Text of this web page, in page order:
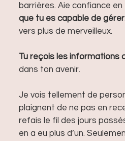
barrières. Aie confiance en
que tu es capable de gérer
vers plus de merveilleux.
Tu reçois les informations
dans ton avenir.
Je vois tellement de
plaignent de ne pas en
refais le fil des jours
en a eu plus d’un.